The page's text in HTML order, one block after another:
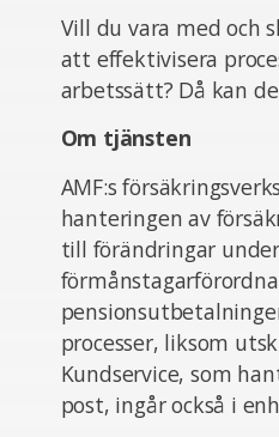
Vill du vara med och
att effektivisera
arbetssätt? Då kan
Om tjänsten
AMF:s
hanteringen av
till förändringar
processer, liksom
Kundservice, som
post, ingår också i